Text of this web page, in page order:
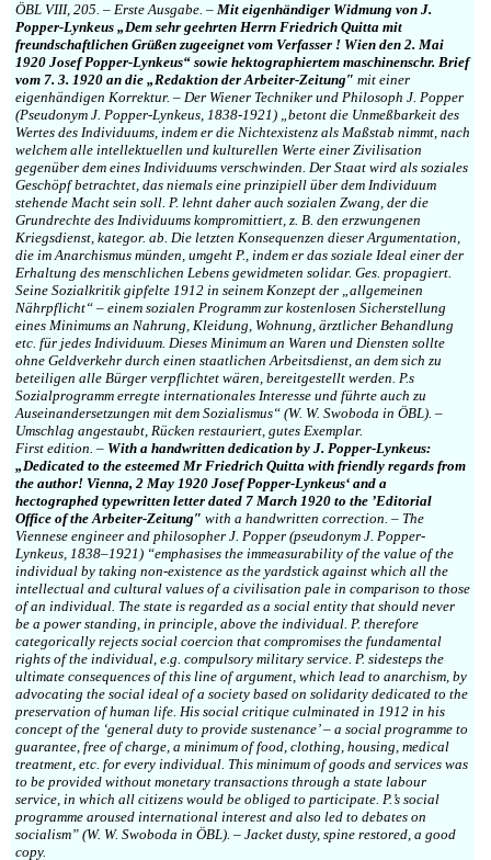
ÖBL VIII, 205. – Erste Ausgabe. – Mit eigenhändiger Widmung von J.
Popper-Lynkeus „Dem sehr geehrten Herrn Friedrich Quitta mit
freundschaftlichen Grüßen zugeeignet vom Verfasser ! Wien den 2. Mai
1920 Josef Popper-Lynkeus“ sowie hektographiertem maschinenschr. Brief
vom 7. 3. 1920 an die „Redaktion der Arbeiter-Zeitung″ mit einer
eigenhändigen Korrektur. – Der Wiener Techniker und Philosoph J. Popper
(Pseudonym J. Popper-Lynkeus, 1838-1921) „betont die Unmeßbarkeit des
Wertes des Individuums, indem er die Nichtexistenz als Maßstab nimmt, nach
welchem alle intellektuellen und kulturellen Werte einer Zivilisation
gegenüber dem eines Individuums verschwinden. Der Staat wird als soziales
Geschöpf betrachtet, das niemals eine prinzipiell über dem Individuum
stehende Macht sein soll. P. lehnt daher auch sozialen Zwang, der die
Grundrechte des Individuums kompromittiert, z. B. den erzwungenen
Kriegsdienst, kategor. ab. Die letzten Konsequenzen dieser Argumentation,
die im Anarchismus münden, umgeht P., indem er das soziale Ideal einer der
Erhaltung des menschlichen Lebens gewidmeten solidar. Ges. propagiert.
Seine Sozialkritik gipfelte 1912 in seinem Konzept der „allgemeinen
Nährpflicht“ – einem sozialen Programm zur kostenlosen Sicherstellung
eines Minimums an Nahrung, Kleidung, Wohnung, ärztlicher Behandlung
etc. für jedes Individuum. Dieses Minimum an Waren und Diensten sollte
ohne Geldverkehr durch einen staatlichen Arbeitsdienst, an dem sich zu
beteiligen alle Bürger verpflichtet wären, bereitgestellt werden. P.s
Sozialprogramm erregte internationales Interesse und führte auch zu
Auseinandersetzungen mit dem Sozialismus“ (W. W. Swoboda in ÖBL). –
Umschlag angestaubt, Rücken restauriert, gutes Exemplar.
First edition. – With a handwritten dedication by J. Popper-Lynkeus:
„Dedicated to the esteemed Mr Friedrich Quitta with friendly regards from
the author! Vienna, 2 May 1920 Josef Popper-Lynkeus‘ and a
hectographed typewritten letter dated 7 March 1920 to the ’Editorial
Office of the Arbeiter-Zeitung″ with a handwritten correction. – The
Viennese engineer and philosopher J. Popper (pseudonym J. Popper-
Lynkeus, 1838–1921) “emphasises the immeasurability of the value of the
individual by taking non-existence as the yardstick against which all the
intellectual and cultural values of a civilisation pale in comparison to those
of an individual. The state is regarded as a social entity that should never
be a power standing, in principle, above the individual. P. therefore
categorically rejects social coercion that compromises the fundamental
rights of the individual, e.g. compulsory military service. P. sidesteps the
ultimate consequences of this line of argument, which lead to anarchism, by
advocating the social ideal of a society based on solidarity dedicated to the
preservation of human life. His social critique culminated in 1912 in his
concept of the ‘general duty to provide sustenance’ – a social programme to
guarantee, free of charge, a minimum of food, clothing, housing, medical
treatment, etc. for every individual. This minimum of goods and services was
to be provided without monetary transactions through a state labour
service, in which all citizens would be obliged to participate. P.’s social
programme aroused international interest and also led to debates on
socialism” (W. W. Swoboda in ÖBL). – Jacket dusty, spine restored, a good
copy.